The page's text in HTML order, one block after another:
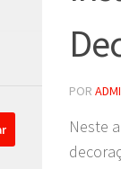
POR
Neste